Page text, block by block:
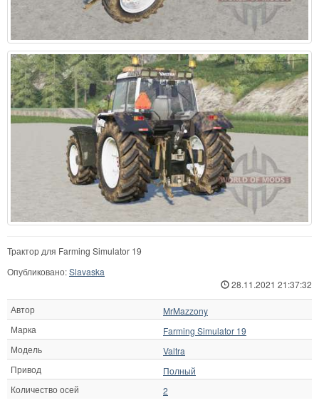
Трактор для Farming Simulator 19
Опубликовано:Slavaska
28.11.2021 21:37:32
Автор
MrMazzony
Марка
Farming Simulator 19
Модель
Valtra
Привод
Полный
Количество осей
2